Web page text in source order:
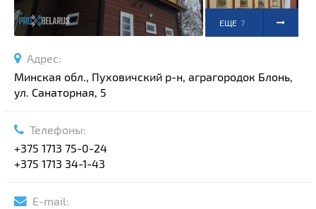
Родовые усадьбы
Садово-парковая архитектура
Озера и водоемы
Памятники
Памятники геодезии
Памятники природы
Церкви
Выберите область
Выберите район
ЕЩЕ 7
Адрес:
Минская обл., Пуховичский р-н, аграгородок Блонь,
ул. Санаторная, 5
Телефоны:
+375 1713 75-0-24
+375 1713 34-1-43
E-mail: